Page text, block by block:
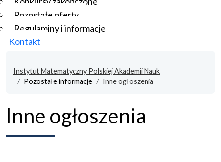
Pozostałe oferty
Regulaminy i informacje
Kontakt
Instytut Matematyczny Polskiej Akademii Nauk
Pozostałe informacje
Inne ogłoszenia
Inne ogłoszenia